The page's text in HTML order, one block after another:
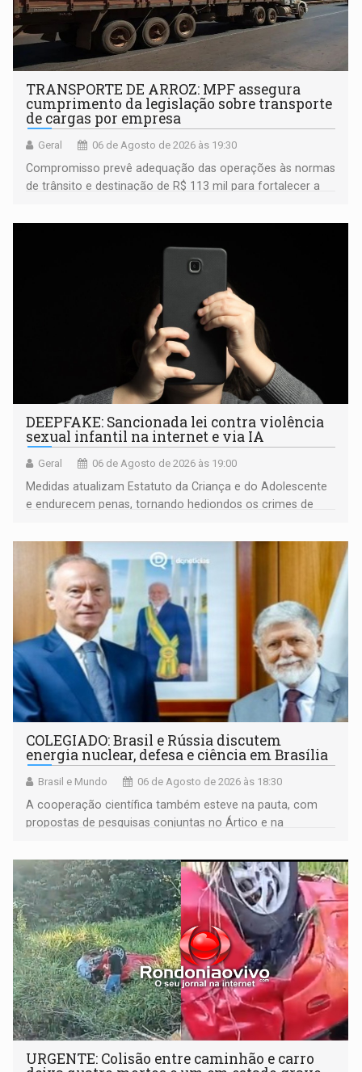
TRANSPORTE DE ARROZ: MPF assegura
cumprimento da legislação sobre transporte
de cargas por empresa
Geral 06 de Agosto de 2026 às 19:30
Compromisso prevê adequação das operações às normas
de trânsito e destinação de R$ 113 mil para fortalecer a
DEEPFAKE: Sancionada lei contra violência
sexual infantil na internet e via IA
Geral 06 de Agosto de 2026 às 19:00
Medidas atualizam Estatuto da Criança e do Adolescente
e endurecem penas, tornando hediondos os crimes de
COLEGIADO: Brasil e Rússia discutem
energia nuclear, defesa e ciência em Brasília
Brasil e Mundo 06 de Agosto de 2026 às 18:30
A cooperação científica também esteve na pauta, com
propostas de pesquisas conjuntas no Ártico e na
URGENTE: Colisão entre caminhão e carro